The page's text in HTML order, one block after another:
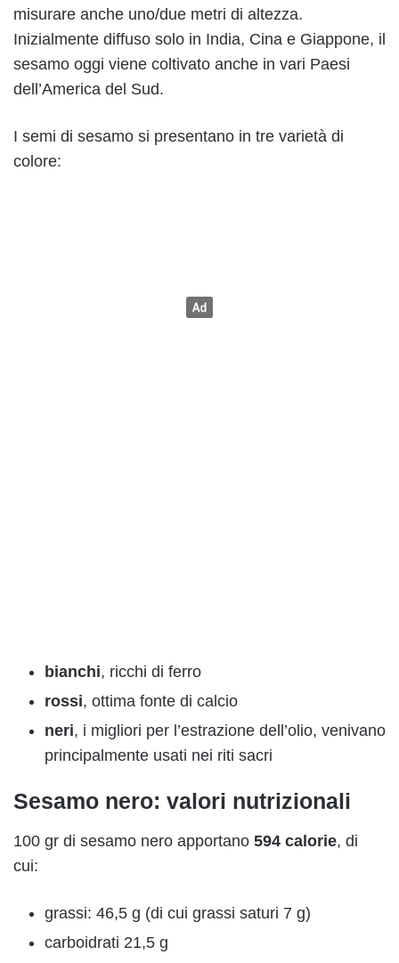
misurare anche uno/due metri di altezza.
Inizialmente diffuso solo in India, Cina e Giappone, il
sesamo oggi viene coltivato anche in vari Paesi
dell’America del Sud.
I semi di sesamo si presentano in tre varietà di
colore:
bianchi, ricchi di ferro
rossi, ottima fonte di calcio
neri, i migliori per l’estrazione dell’olio, venivano
principalmente usati nei riti sacri
Sesamo nero: valori nutrizionali
100 gr di sesamo nero apportano 594 calorie, di
cui:
grassi: 46,5 g (di cui grassi saturi 7 g)
carboidrati 21,5 g